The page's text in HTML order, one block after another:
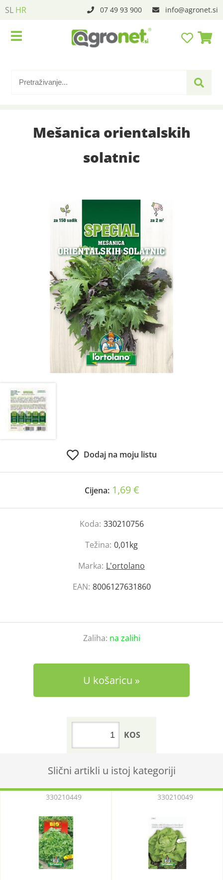
SL HR 07 49 93 900 info agronet.si
Mešanica orientalskih
solatnic
Dodaj na moju listu
Cijena: 1,69 €
Koda: 330210756
Težina: 0,01kg
Marka: L'ortolano
EAN: 8006127631860
Zaliha: na zalihi
U košaricu
KOS
Slični artikli u istoj kategoriji
330210449 330210049